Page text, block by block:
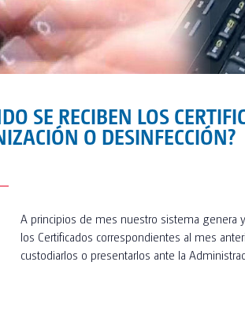
SE RECIBEN LOS
O DESINFECCIÓN?
A principios de mes nuestro sistema genera
los Certificados correspondientes al mes
custodiarlos o presentarlos ante la